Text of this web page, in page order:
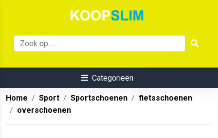
Categorieën
Home Sport Sportschoenen
fietsschoenen
overschoenen